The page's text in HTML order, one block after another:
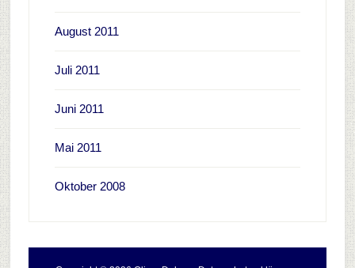
August 2011
Juli 2011
Juni 2011
Mai 2011
Oktober 2008